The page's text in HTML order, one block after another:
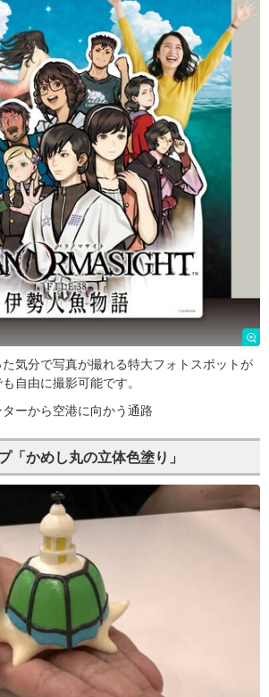
気分で写真が撮れる特大フォトスポットが
自由に撮影可能です。
ーから空港に向かう通路
「かめし丸の立体色塗り」